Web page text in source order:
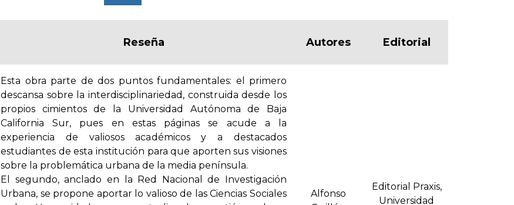
Reseña Autores Editorial
Esta obra parte de dos puntos fundamentales: el primero
descansa sobre la interdisciplinariedad, construida desde los
propios cimientos de la Universidad Autónoma de Baja
California Sur, pues en estas páginas se acude a la
experiencia de valiosos académicos y a destacados
estudiantes de esta institución para que aporten sus visiones
sobre la problemática urbana de la media península.
El segundo, anclado en la Red Nacional de Investigación
Urbana, se propone aportar lo valioso de las Ciencias Sociales
Alfonso
Editorial Praxis,
Universidad